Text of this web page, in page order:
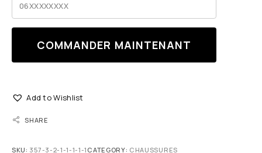
COMMANDER MAINTENANT
Add to Wishlist
SHARE
SKU: 357-3-2-1-1-1-1-1 CATEGORY: CHAUSSURES